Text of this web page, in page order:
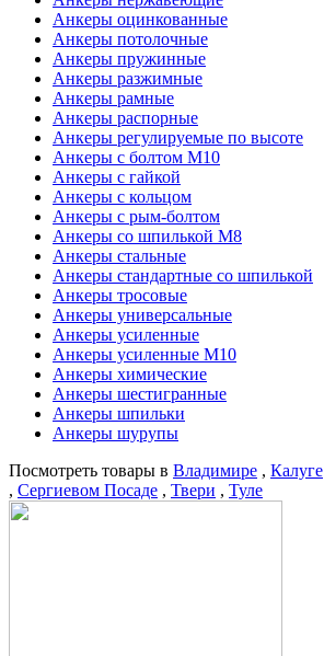
Анкеры оцинкованные
Анкеры потолочные
Анкеры пружинные
Анкеры разжимные
Анкеры рамные
Анкеры распорные
Анкеры регулируемые по высоте
Анкеры с болтом М10
Анкеры с гайкой
Анкеры с кольцом
Анкеры с рым-болтом
Анкеры со шпилькой М8
Анкеры стальные
Анкеры стандартные со шпилькой
Анкеры тросовые
Анкеры универсальные
Анкеры усиленные
Анкеры усиленные М10
Анкеры химические
Анкеры шестигранные
Анкеры шпильки
Анкеры шурупы
Посмотреть товары в Владимире , Калуге
, Сергиевом Посаде , Твери , Туле